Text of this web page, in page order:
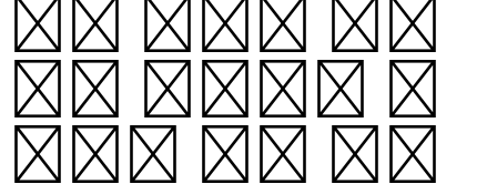
성의 분포를 나타
내고 있으며, 이
도표를 통해 특정